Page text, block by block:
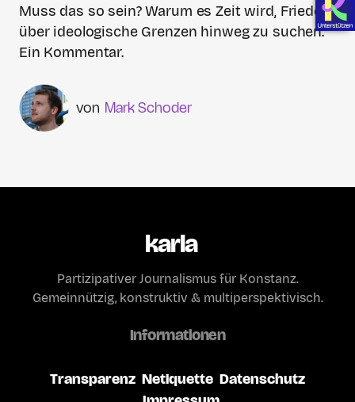
Muss das so sein? Warum es Zeit wird, Frieden
über ideologische Grenzen hinweg zu suchen.
Ein Kommentar.
Mark Schoder
karla
Partizipativer Journalismus für Konstanz.
Gemeinnützig, konstruktiv & multiperspektivisch.
Informationen
Transparenz Netiquette Datenschutz